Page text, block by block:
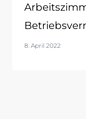
8. April 2022